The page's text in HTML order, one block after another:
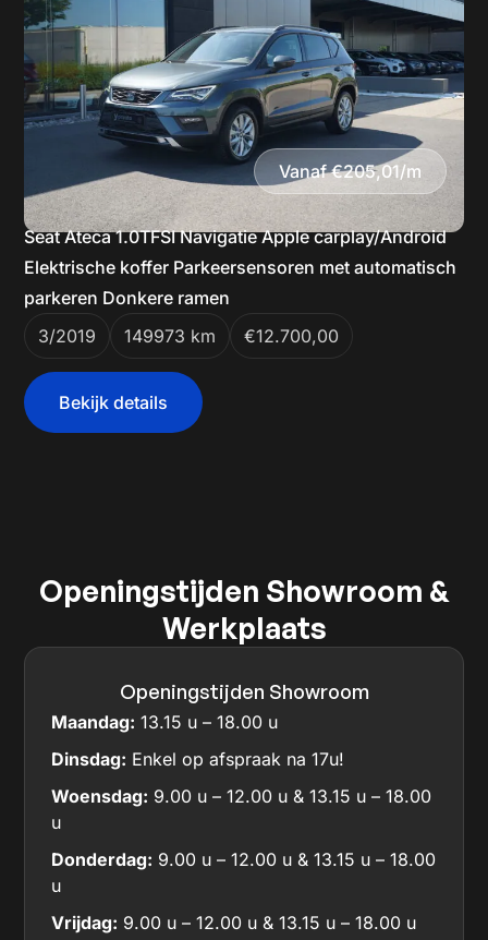
Vanaf €205,01/m
Seat Ateca 1.0TFSI Navigatie Apple carplay/Android
Elektrische koffer Parkeersensoren met automatisch
parkeren Donkere ramen
3/2019
149973 km €12.700,00
Bekijk details
Openingstijden Showroom &
Werkplaats
Openingstijden Showroom
Maandag: 13.15 u – 18.00 u
Dinsdag: Enkel op afspraak na 17u!
Woensdag: 9.00 u – 12.00 u & 13.15 u – 18.00
u
Donderdag: 9.00 u – 12.00 u & 13.15 u – 18.00
u
Vrijdag: 9.00 u – 12.00 u & 13.15 u – 18.00 u